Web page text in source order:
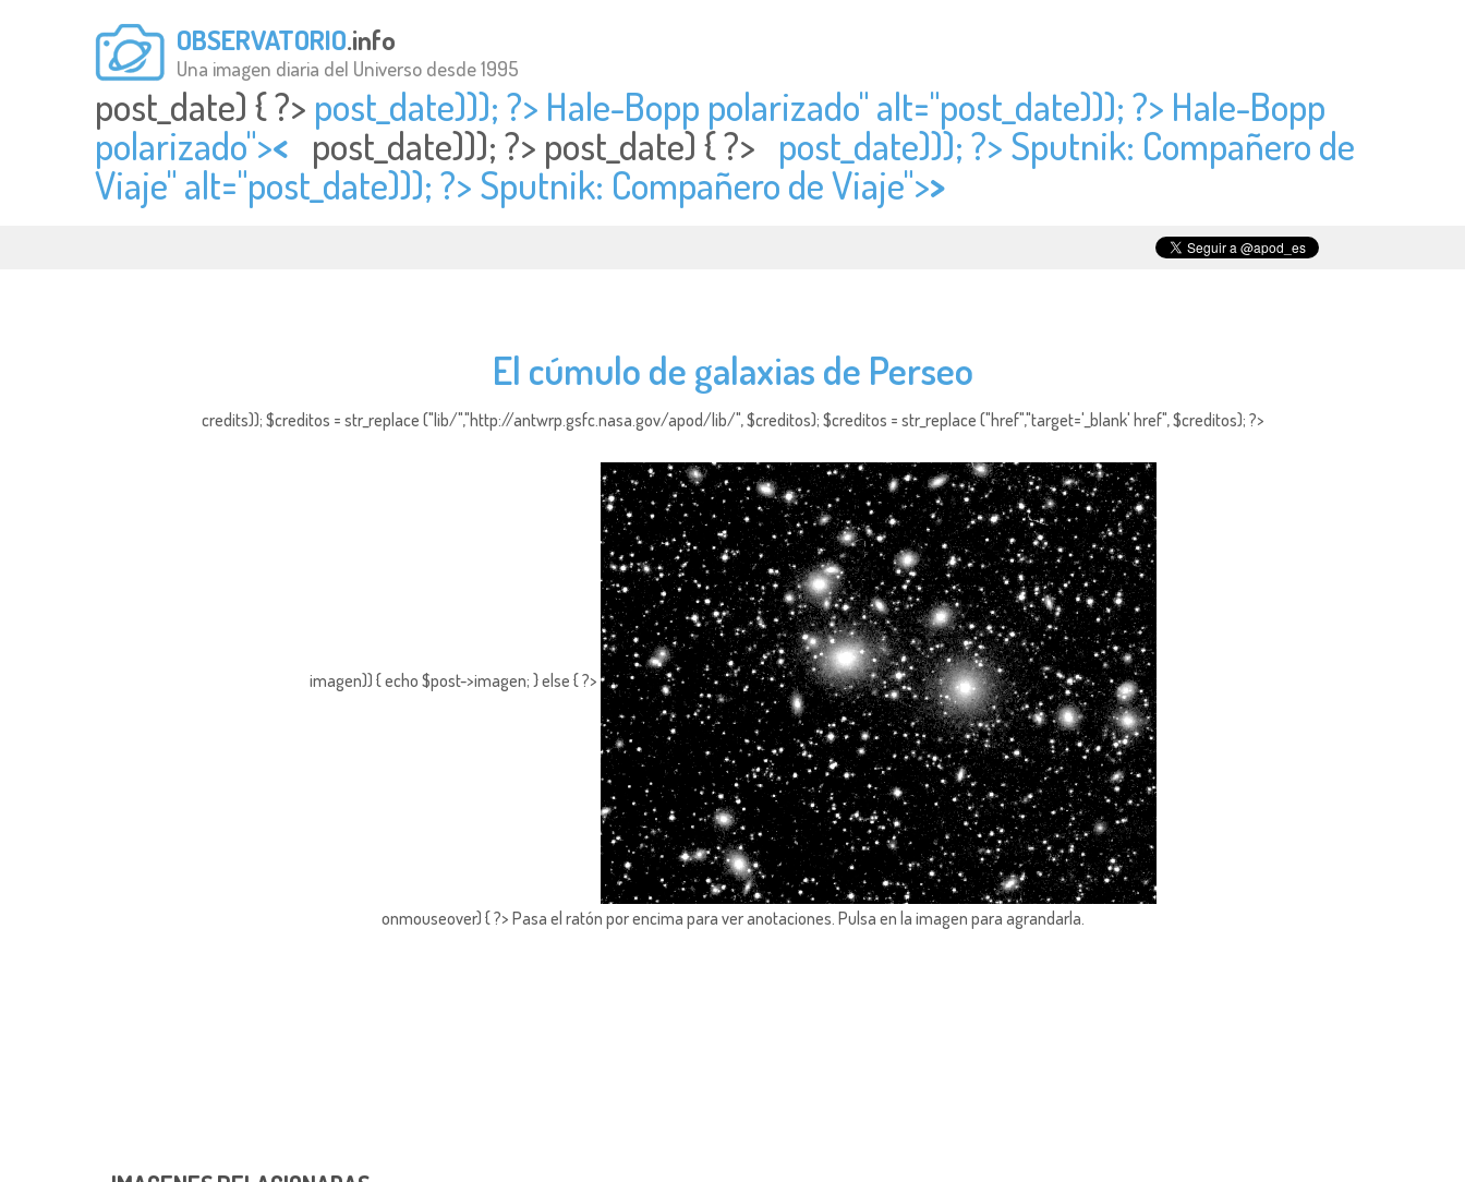
OBSERVATORIO.info
Una imagen diaria del Universo desde 1995
post_date) { ?> post_date))); ?> Hale-Bopp polarizado" alt="post_date))); ?> Hale-Bopp
polarizado">< post_date))); ?> post_date) { ?> post_date))); ?> Sputnik: Compañero de
Viaje" alt="post_date))); ?> Sputnik: Compañero de Viaje">>
El cúmulo de galaxias de Perseo
credits)); $creditos = str_replace ("lib/","http://antwrp.gsfc.nasa.gov/apod/lib/", $creditos); $creditos = str_replace ("href","target='_blank' href", $creditos); ?>
imagen)) { echo $post->imagen; } else { ?>
onmouseover) { ?> Pasa el ratón por encima para ver anotaciones. Pulsa en la imagen para agrandarla.